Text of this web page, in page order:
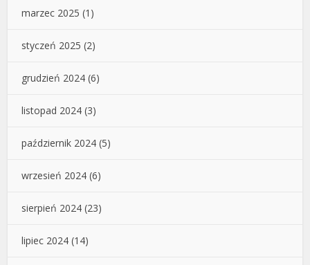
marzec 2025 (1)
styczeń 2025 (2)
grudzień 2024 (6)
listopad 2024 (3)
październik 2024 (5)
wrzesień 2024 (6)
sierpień 2024 (23)
lipiec 2024 (14)